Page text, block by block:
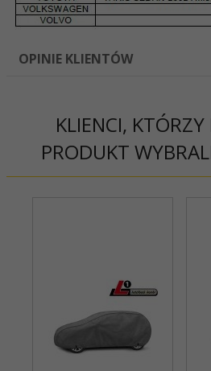
OPINIE KLIENTÓW
KLIENCI,
PRODUKT